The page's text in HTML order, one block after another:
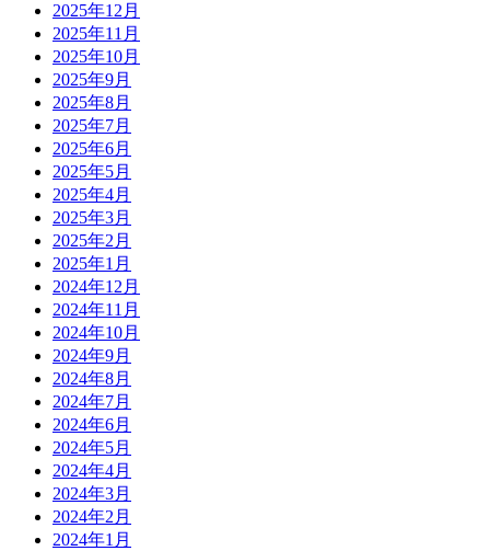
2025年12月
2025年11月
2025年10月
2025年9月
2025年8月
2025年7月
2025年6月
2025年5月
2025年4月
2025年3月
2025年2月
2025年1月
2024年12月
2024年11月
2024年10月
2024年9月
2024年8月
2024年7月
2024年6月
2024年5月
2024年4月
2024年3月
2024年2月
2024年1月